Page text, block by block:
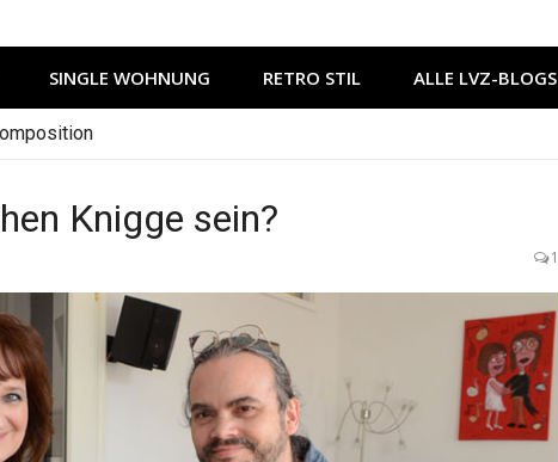
SINGLE WOHNUNG RETRO STIL ALLE LVZ-BLOGS
Knigge sein?
1